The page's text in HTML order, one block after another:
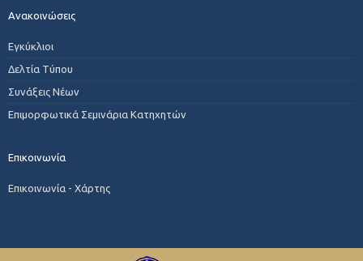
Ανακοινώσεις
Εγκύκλιοι
Δελτία Τύπου
Συνάξεις Νέων
Επιμορφωτικά Σεμινάρια Κατηχητών
Επικοινωνία
Επικοινωνία - Χάρτης